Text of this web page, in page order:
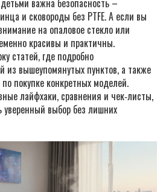
важна безопасность –
и сковороды без PTFE. А если вы
на опаловое стекло или
красивы и практичны.
статей, где подробно
из вышеупомянутых пунктов, а также
покупке конкретных моделей.
лайфхаки, сравнения и чек‑листы,
уверенный выбор без лишних